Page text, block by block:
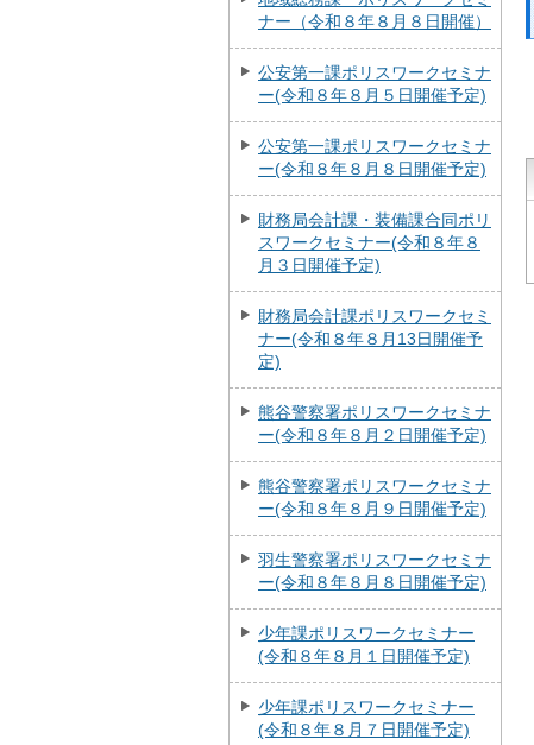
ナー（令和８年８月８日開催）
公安第一課ポリスワークセミナ
ー(令和８年８月５日開催予定)
公安第一課ポリスワークセミナ
ー(令和８年８月８日開催予定)
財務局会計課・装備課合同ポリ
スワークセミナー(令和８年８
月３日開催予定)
財務局会計課ポリスワークセミ
ナー(令和８年８月13日開催予
定)
熊谷警察署ポリスワークセミナ
ー(令和８年８月２日開催予定)
熊谷警察署ポリスワークセミナ
ー(令和８年８月９日開催予定)
羽生警察署ポリスワークセミナ
ー(令和８年８月８日開催予定)
少年課ポリスワークセミナー
(令和８年８月１日開催予定)
少年課ポリスワークセミナー
(令和８年８月７日開催予定)